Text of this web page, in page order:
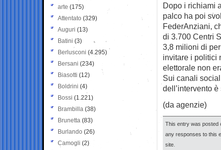
Dopo i richiami
palco ha poi
FederAnziani,
di 3.700 Centri
3,8 milioni di
invitare i politici
elettorale non
Sui canali
dell’intervento
(da agenzie)
This entry was posted
any responses to this
site.
arte (175)
Attentato (329)
Auguri (13)
Batini (3)
Berlusconi (4.295)
Bersani (234)
Biasotti (12)
Boldrini (4)
Bossi (1.221)
Brambilla (38)
Brunetta (83)
Burlando (26)
Camogli (2)